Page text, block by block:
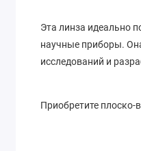
Эта линза идеально
научные приборы.
исследований и
Приобретите плоско-